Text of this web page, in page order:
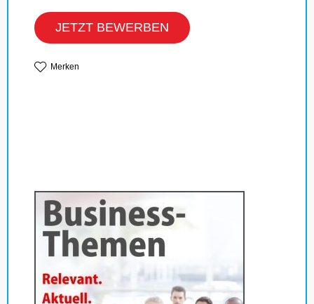
JETZT BEWERBEN
Merken